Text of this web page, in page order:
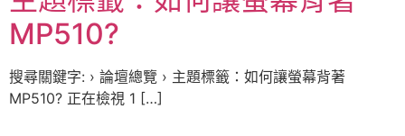
MP510?
搜尋關鍵字: › 論壇總覽 › 主題標籤：如何讓螢幕背著
MP510? 正在檢視 1 […]